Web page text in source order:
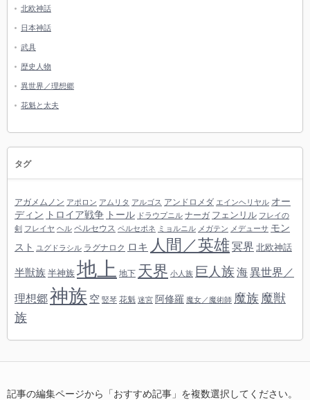
北欧神話
日本神話
武具
歴史人物
異世界／理想郷
花魁と太夫
タグ
アガメムノン アポロン アムリタ アルゴス アンドロメダ エインヘリヤル オー
ディン トロイア戦争 トール ドラウプニル ナーガ フェンリル フレイの
剣 フレイヤ ヘル ペルセウス ペルセポネ ミョルニル メガテン メデューサ モン
スト
ユグドラシル ラグナロク ロキ 人間／英雄冥界 北欧神話
半獣族 半神族 地上 地下 天界 小人族 巨人族 海異世界／
理想郷神族 空 竪琴 花魁 迷宮 阿修羅 魔女／魔術師 魔族 魔獣
族
記事の編集ページから「おすすめ記事」を複数選択してください。